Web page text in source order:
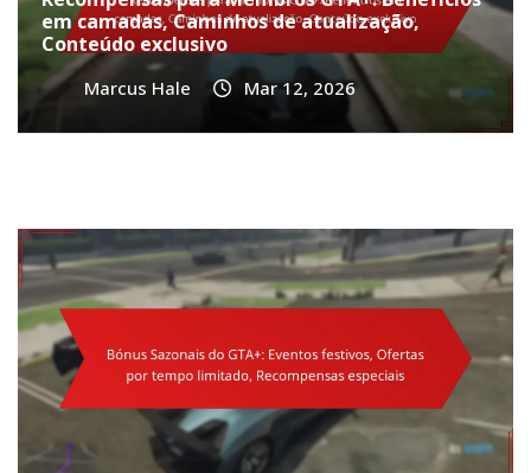
em camadas, Caminhos de atualização,
Conteúdo exclusivo
Marcus Hale Mar 12, 2026